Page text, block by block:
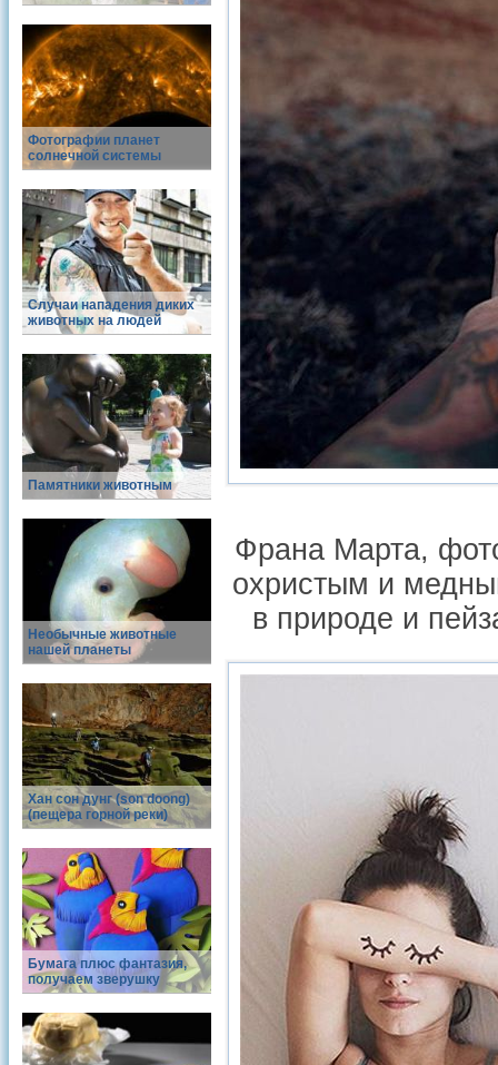
Фотографии планет
солнечной системы
Случаи нападения диких
животных на людей
Памятники животным
Необычные животные
нашей планеты
Хан сон дунг (son doong)
(пещера горной реки)
Бумага плюс фантазия,
получаем зверушку
Франа Марта,
охристым и
в природе и